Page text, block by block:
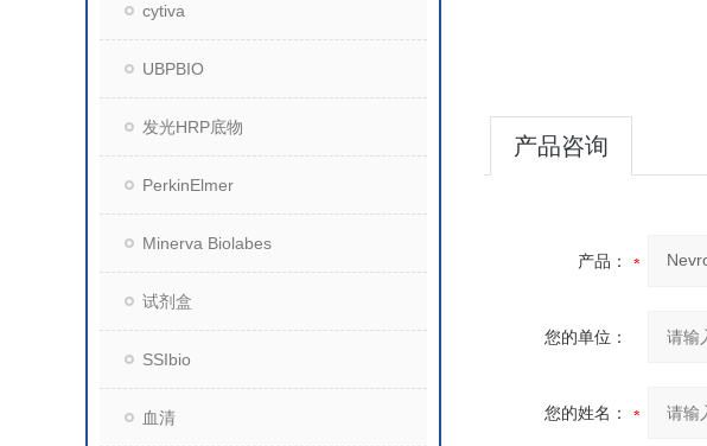
cytiva
UBPBIO
发光HRP底物
PerkinElmer
Minerva Biolabes
试剂盒
SSIbio
血清
产品咨询
产品：
您的单位：
您的姓名：